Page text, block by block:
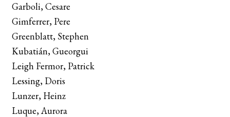
Garboli, Cesare
Gimferrer, Pere
Greenblatt, Stephen
Kubatián, Gueorgui
Leigh Fermor, Patrick
Lessing, Doris
Lunzer, Heinz
Luque, Aurora